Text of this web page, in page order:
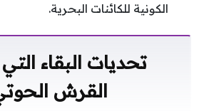
الكونية للكائنات البحرية.
تحديات البقاء
القرش